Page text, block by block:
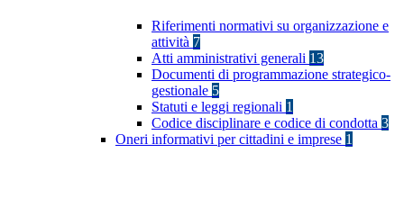
Riferimenti normativi su organizzazione e
attività 7
Atti amministrativi generali 13
Documenti di programmazione strategico-
gestionale 5
Statuti e leggi regionali 1
Codice disciplinare e codice di condotta 3
Oneri informativi per cittadini e imprese 1